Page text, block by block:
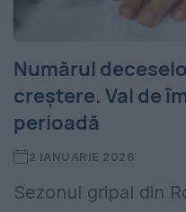
Numărul
creștere. Val de
perioadă
2 IANUARIE 2026
Sezonul gripal din